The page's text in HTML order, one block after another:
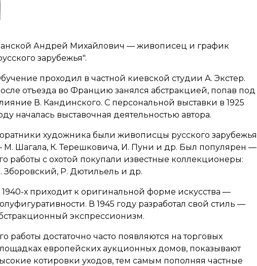
Андрей Михайлович — живописец и график
зарубежья".
проходил в частной киевской студии А. Экстер.
отъезда во Францию занялся абстракцией, попав под
В. Кандинского. С персональной выставки в 1925
началась выставочная деятельностью автора.
художника были живописцы русского зарубежья
М. Шагала, К. Терешковича, И. Пуни и др. Был популярен —
работы с охотой покупали известные коллекционеры:
Зборовский, Р. Дютильель и др.
1940-х приходит к оригинальной форме искусства —
В 1945 году разработал свой стиль —
экспрессионизм.
работы достаточно часто появляются на торговых
европейских аукционных домов, показывают
котировки уходов, тем самым пополняя частные